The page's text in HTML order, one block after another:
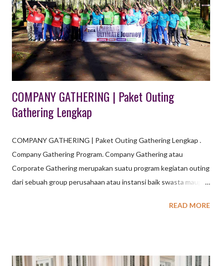
Curug Cigentis, Curug Bandung Loji, Curug Cipanundaan.
Wisata Danau di karawang : Danau Cipule. Taman: New Marigold
Garden, Taman Hud-Hud Karawang, Kampung Turis Karawang.
Wisata Waterp...
COMPANY GATHERING | Paket Outing
Gathering Lengkap
COMPANY GATHERING | Paket Outing Gathering Lengkap .
Company Gathering Program. Company Gathering atau
Corporate Gathering merupakan suatu program kegiatan outing
dari sebuah group perusahaan atau instansi baik swasta maupun
karyawannya agar mencapai tujuan tertentu. COMPANY
READ MORE